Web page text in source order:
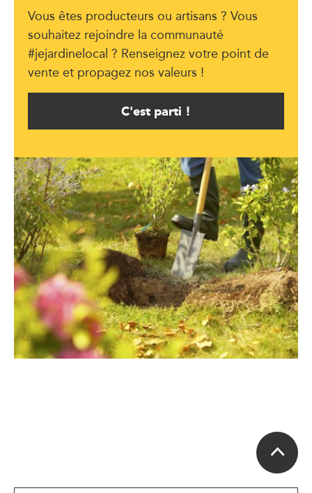
Vous êtes producteurs ou artisans ? Vous
souhaitez rejoindre la communauté
#jejardinelocal ? Renseignez votre point de
vente et propagez nos valeurs !
C'est parti !